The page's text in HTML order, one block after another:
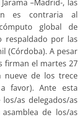
–Madrid-, las
es contraria al
global de
respaldado por las
(Córdoba). A pesar
firman el martes 27
nueve de los trece
favor). Ante esta
as delegados/as
de los/as